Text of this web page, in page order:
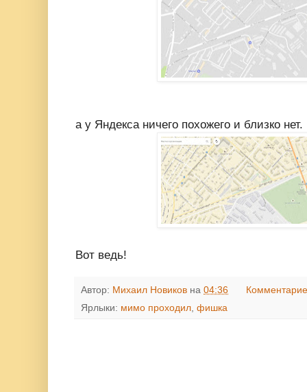
а у Яндекса ничего похожего и близко нет.
Вот ведь!
Автор: Михаил Новиков на 04:36
Ярлыки: мимо проходил, фишка